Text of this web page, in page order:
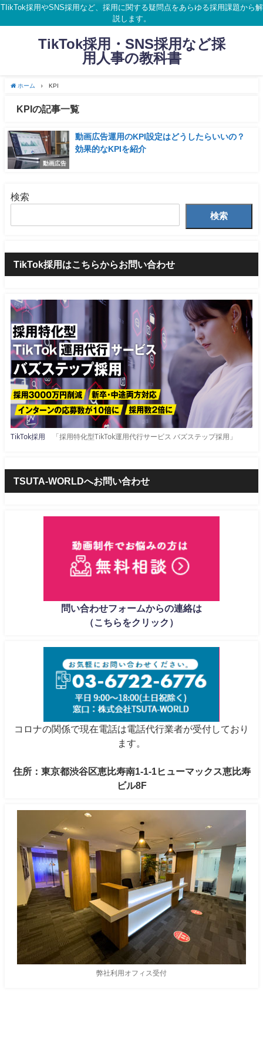
TIikTok採用やSNS採用など、採用に関する疑問点をあらゆる採用課題から解
説します。
TikTok採用・SNS採用など採
用人事の教科書
ホーム KPI
KPIの記事一覧
動画広告
動画広告運用のKPI設定はどうしたらいいの？
効果的なKPIを紹介
検索
検索
TikTok採用はこちらからお問い合わせ
TikTok採用 「採用特化型TikTok運用代行サービス バズステップ採用」
TSUTA-WORLDへお問い合わせ
問い合わせフォームからの連絡は
（こちらをクリック）
コロナの関係で現在電話は電話代行業者が受付しており
ます。
住所：東京都渋谷区恵比寿南1-1-1ヒューマックス恵比寿
ビル8F
弊社利用オフィス受付